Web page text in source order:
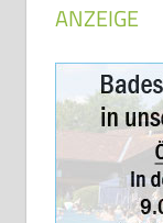
ANZEIGE